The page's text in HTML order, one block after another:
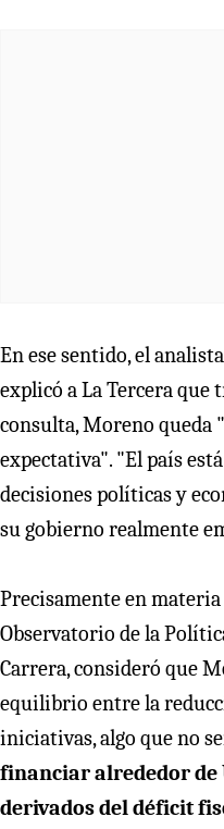
En ese sentido, el
explicó a La Tercera
consulta, Moreno queda
expectativa". "El país
decisiones políticas y
su gobierno realmente
Precisamente en
Observatorio de la
Carrera, consideró que
equilibrio entre la
iniciativas, algo que no
financiar alrededor de
derivados del déficit